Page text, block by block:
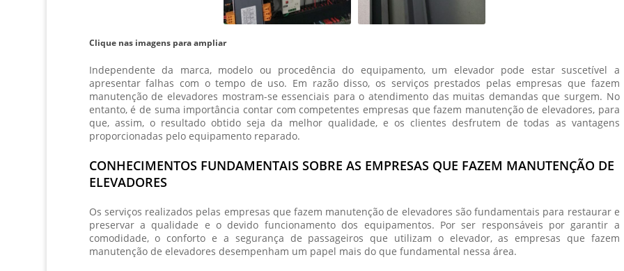
Clique nas imagens para ampliar
Independente da marca, modelo ou procedência do equipamento, um elevador pode estar suscetível a
apresentar falhas com o tempo de uso. Em razão disso, os serviços prestados pelasempresas que fazem
manutenção de elevadores mostram-se essenciais para o atendimento das muitas demandas que surgem. No
entanto, é de suma importância contar com competentes empresas que fazem manutenção de elevadores, para
que, assim, o resultado obtido seja da melhor qualidade, e os clientes desfrutem de todas as vantagens
proporcionadas pelo equipamento reparado.
CONHECIMENTOS FUNDAMENTAIS SOBRE AS EMPRESAS QUE FAZEM MANUTENÇÃO DE
ELEVADORES
Os serviços realizados pelas empresas que fazem manutenção de elevadores são fundamentais para restaurar e
preservar a qualidade e o devido funcionamento dos equipamentos. Por ser responsáveis por garantir a
comodidade, o conforto e a segurança de passageiros que utilizam o elevador, asempresas que fazem
manutenção de elevadores desempenham um papel mais do que fundamental nessa área.